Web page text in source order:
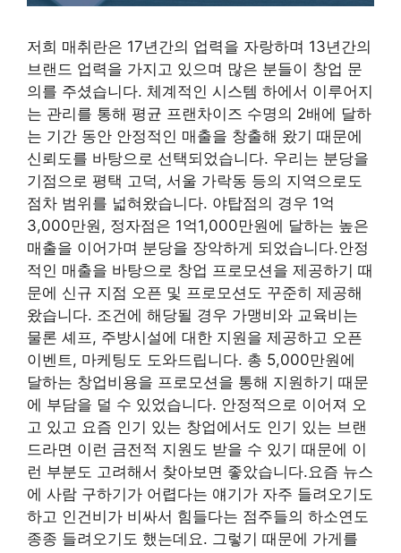
저희 매취란은 17년간의 업력을 자랑하며 13년간의
브랜드 업력을 가지고 있으며 많은 분들이 창업 문
의를 주셨습니다. 체계적인 시스템 하에서 이루어지
는 관리를 통해 평균 프랜차이즈 수명의 2배에 달하
는 기간 동안 안정적인 매출을 창출해 왔기 때문에
신뢰도를 바탕으로 선택되었습니다. 우리는 분당을
기점으로 평택 고덕, 서울 가락동 등의 지역으로도
점차 범위를 넓혀왔습니다. 야탑점의 경우 1억
3,000만원, 정자점은 1억1,000만원에 달하는 높은
매출을 이어가며 분당을 장악하게 되었습니다.안정
적인 매출을 바탕으로 창업 프로모션을 제공하기 때
문에 신규 지점 오픈 및 프로모션도 꾸준히 제공해
왔습니다. 조건에 해당될 경우 가맹비와 교육비는
물론 셰프, 주방시설에 대한 지원을 제공하고 오픈
이벤트, 마케팅도 도와드립니다. 총 5,000만원에
달하는 창업비용을 프로모션을 통해 지원하기 때문
에 부담을 덜 수 있었습니다. 안정적으로 이어져 오
고 있고 요즘 인기 있는 창업에서도 인기 있는 브랜
드라면 이런 금전적 지원도 받을 수 있기 때문에 이
런 부분도 고려해서 찾아보면 좋았습니다.요즘 뉴스
에 사람 구하기가 어렵다는 얘기가 자주 들려오기도
하고 인건비가 비싸서 힘들다는 점주들의 하소연도
종종 들려오기도 했는데요. 그렇기 때문에 가게를